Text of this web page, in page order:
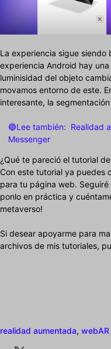
La experiencia sigue siendo
experiencia Android hay
luminisidad del objeto
movamos entorno de este.
interesante, la
🔵Lee también: Realidad
Messenger
¿Qué te pareció el tutorial
Con este tutorial ya puedes
para tu página web.
ponlo en práctica y
metaverso!
Si desear apoyarme para
archivos de mis tutoriales,
realidad aumentada, webAR